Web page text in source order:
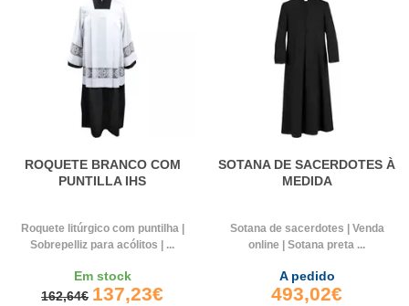
ROQUETE BRANCO COM
PUNTILLA IHS
Roquete litúrgico com puntilha |
Sobrepelliz para acólitos | ...
Em stock
162,64€ 137,23€
SOTANA DE SACERDOTES À
MEDIDA
Sotana de sacerdotes | Venda
online | Sotana preta ...
A pedido
493,02€